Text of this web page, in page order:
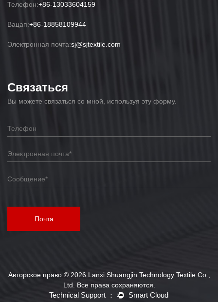
Телефон:+86-13033604159
Вацап:+86-18858109944
Электронная почта:sj@sjtextile.com
Связаться
Вы можете связаться со мной, используя эту форму.
Почта
Авторское право © 2026 Lanxi Shuangjin Technology Textile Co.,
Ltd. Все права сохраняются.